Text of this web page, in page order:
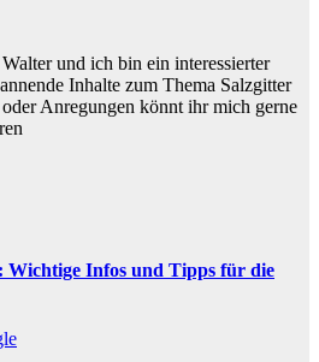
und ich bin ein interessierter
Inhalte zum Thema Salzgitter
Anregungen könnt ihr mich gerne
Wichtige Infos und Tipps für die